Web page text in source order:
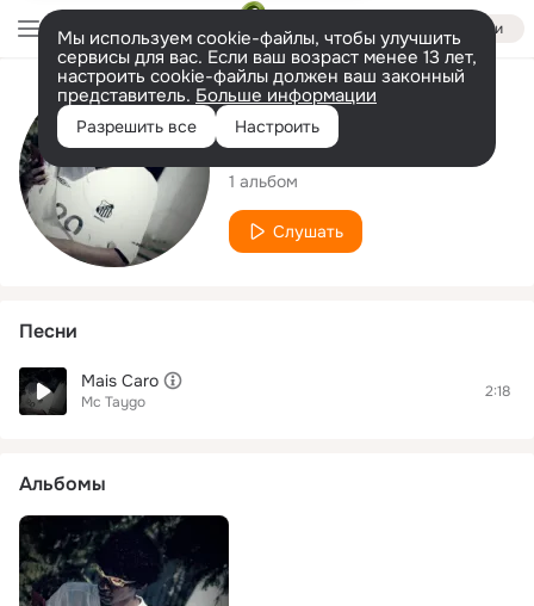
Войти
Мы используем cookie-файлы, чтобы улучшить
сервисы для вас. Если ваш возраст менее 13 лет,
настроить cookie-файлы должен ваш законный
представитель. Больше информации
Разрешить все Настроить
Исполнитель
Mc Taygo
1 альбом
Слушать
Песни
Mais Caro
Mc Taygo
2:18
Альбомы